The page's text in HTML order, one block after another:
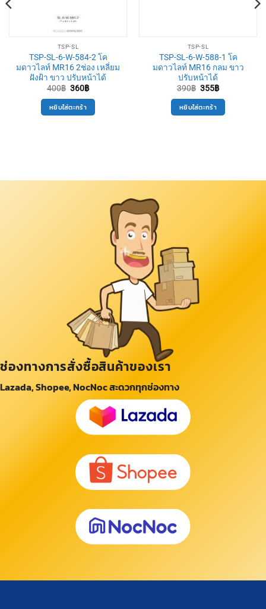
TSP-SL
TSP-SL-6-W-584-2 โค
มดาวไลท์ MR16 2ช่อง เหลี่ยม
ฝังฝ้า ขาว ปรับหน้าได้
400฿ Original
was:
400฿.
360฿Current
is:
หยิบใส่ตะกร้า
TSP-SL
TSP-SL-6-W-588-1 โค
มดาวไลท์ MR16 กลม ขาว
ปรับหน้าได้
390฿ Original
was:
390฿.
355฿Current
is:
หยิบใส่ตะกร้า
ช่องทางการสั่งซื้อสินค้าของเรา
Lazada, Shopee, NocNoc สะดวกทุกช่องทาง